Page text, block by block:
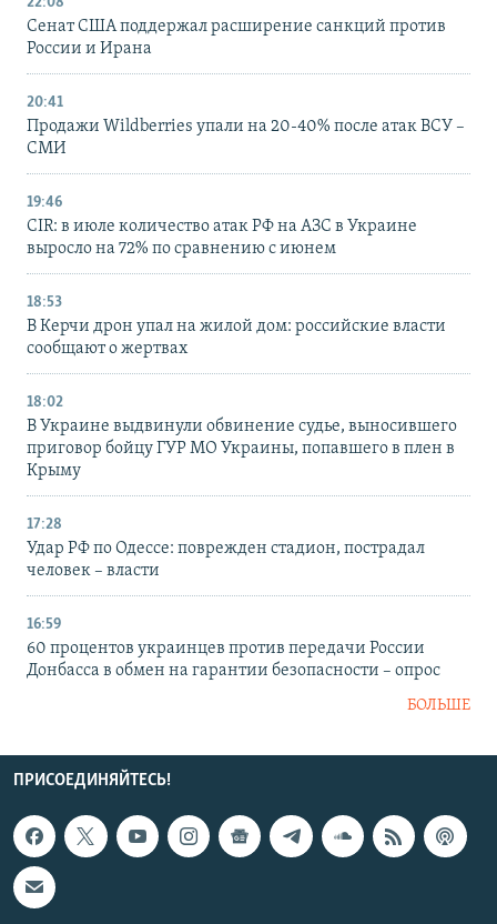
Сенат США поддержал расширение санкций против
России и Ирана
20:41
Продажи Wildberries упали на 20-40% после атак ВСУ –
СМИ
19:46
CIR: в июле количество атак РФ на АЗС в Украине
выросло на 72% по сравнению с июнем
18:53
В Керчи дрон упал на жилой дом: российские власти
сообщают о жертвах
18:02
В Украине выдвинули обвинение судье, выносившего
приговор бойцу ГУР МО Украины, попавшего в плен в
Крыму
17:28
Удар РФ по Одессе: поврежден стадион, пострадал
человек – власти
16:59
60 процентов украинцев против передачи России
Донбасса в обмен на гарантии безопасности – опрос
БОЛЬШЕ
ПРИСОЕДИНЯЙТЕСЬ!